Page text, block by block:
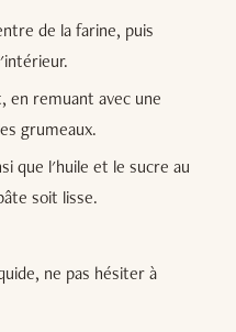
de la farine, puis
en remuant avec une
grumeaux.
que l'huile et le sucre au
soit lisse.
ne pas hésiter à